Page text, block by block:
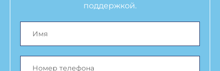
поддержкой.